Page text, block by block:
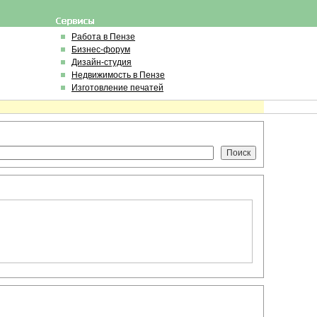
Работа в Пензе
Бизнес-форум
Дизайн-студия
Недвижимость в Пензе
Изготовление печатей